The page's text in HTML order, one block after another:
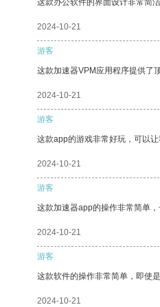
这款办公软件的界面设计非常简
2024-10-21
游客
这款加速器VPM应用程序提供了
2024-10-21
游客
这款app的游戏非常好玩，可以让
2024-10-21
游客
这款加速器app的操作非常简单，
2024-10-21
游客
这款软件的操作非常简单，即使
2024-10-21